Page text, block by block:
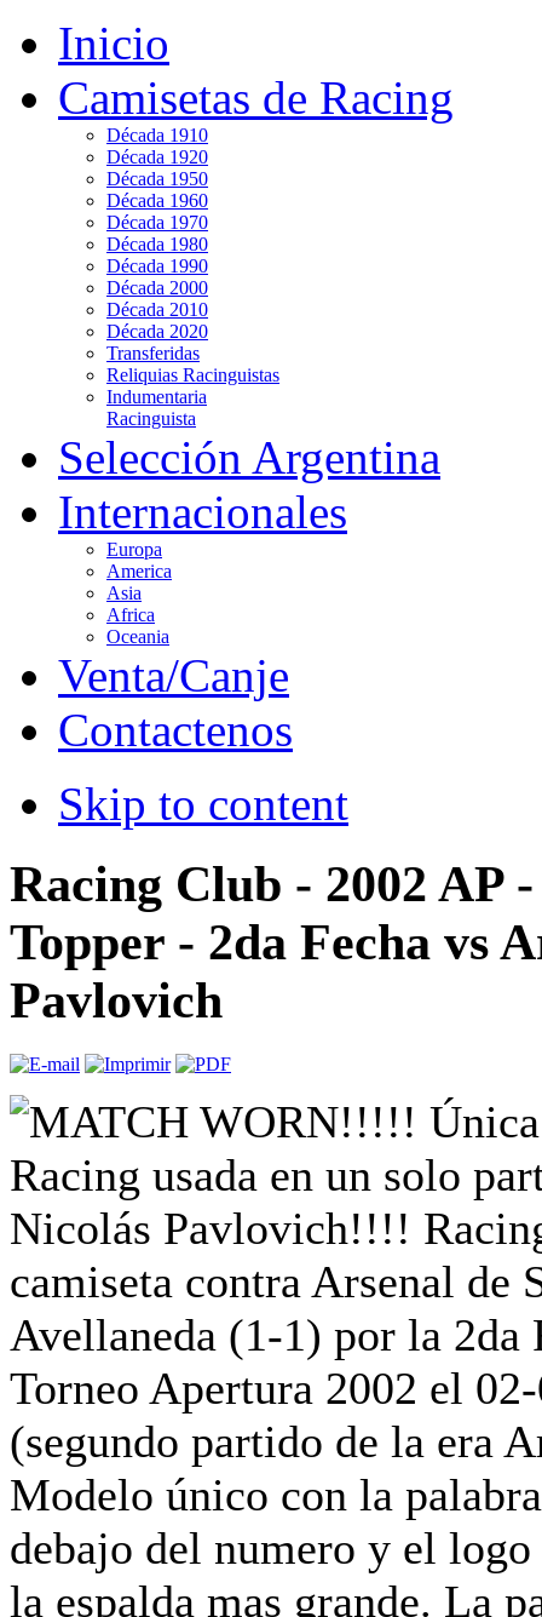
Inicio
Camisetas de Racing
Década 1910
Década 1920
Década 1950
Década 1960
Década 1970
Década 1980
Década 1990
Década 2000
Década 2010
Década 2020
Transferidas
Reliquias Racinguistas
Indumentaria
Racinguista
Selección Argentina
Internacionales
Europa
America
Asia
Africa
Oceania
Venta/Canje
Contactenos
Skip to content
Racing Club - 2002 AP
Topper - 2da Fecha vs
Pavlovich